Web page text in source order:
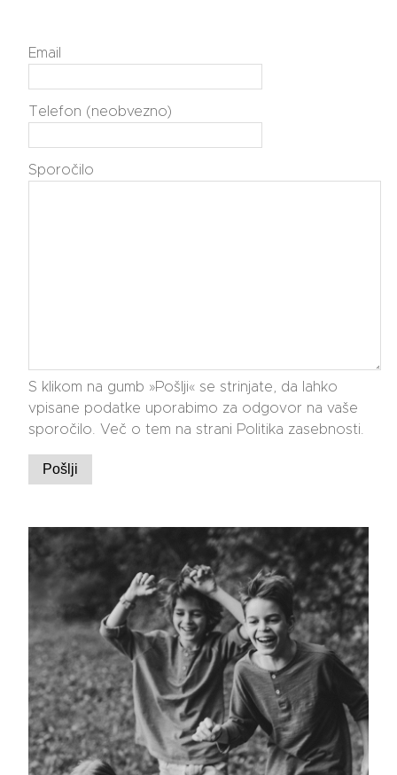
Email
Telefon (neobvezno)
Sporočilo
S klikom na gumb »Pošlji« se strinjate, da lahko
vpisane podatke uporabimo za odgovor na vaše
sporočilo. Več o tem na strani Politika zasebnosti.
Pošlji